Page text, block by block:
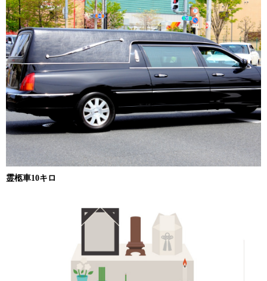
霊柩車10キロ